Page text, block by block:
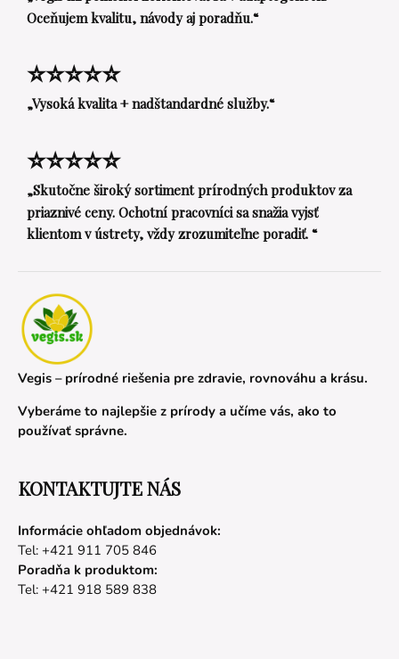
Oceňujem kvalitu, návody aj poradňu.“
⭐⭐⭐⭐⭐
„Vysoká kvalita + nadštandardné služby.“
⭐⭐⭐⭐⭐
„Skutočne široký sortiment prírodných produktov za
priaznivé ceny. Ochotní pracovníci sa snažia vyjsť
klientom v ústrety, vždy zrozumiteľne poradiť. “
Vegis – prírodné riešenia pre zdravie, rovnováhu a krásu.
Vyberáme to najlepšie z prírody a učíme vás, ako to
používať správne.
KONTAKTUJTE NÁS
Informácie ohľadom objednávok:
Tel: +421 911 705 846
Poradňa k produktom:
Tel: +421 918 589 838